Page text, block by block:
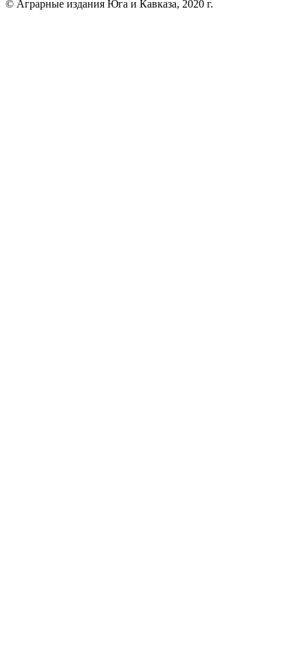
© Аграрные издания Юга и Кавказа, 2020 г.